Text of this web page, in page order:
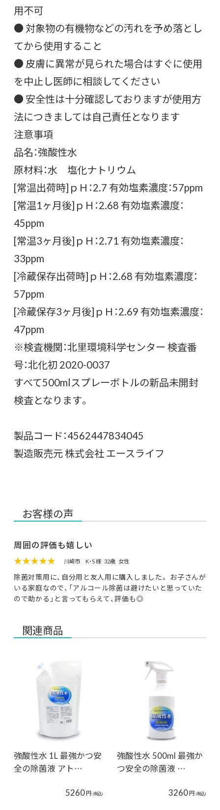
用不可
● 対象物の有機物などの汚れを予め落とし
てから使用すること
● 皮膚に異常が見られた場合はすぐに使用
を中止し医師に相談してください
● 安全性は十分確認しておりますが使用方
法につきましては自己責任となります
注意事項
品名：強酸性水
原材料：水 塩化ナトリウム
[常温出荷時]ｐＨ：2.7 有効塩素濃度：57ppm
[常温1ヶ月後]ｐＨ：2.68 有効塩素濃度：
45ppm
[常温3ヶ月後]ｐＨ：2.71 有効塩素濃度：
33ppm
[冷蔵保存出荷時]ｐＨ：2.68 有効塩素濃度：
57ppm
[冷蔵保存3ヶ月後]ｐＨ：2.69 有効塩素濃度：
47ppm
※検査機関：北里環境科学センター 検査番
号：北化初 2020-0037
すべて500mlスプレーボトルの新品未開封
検査となります。
製品コード：4562447834045
製造販売元 株式会社 エースライフ
お客様の声
周囲の評価も嬉しい
★★★★★
川崎市 K・S 様 32歳 女性
除菌対策用に、自分用と友人用に購入しました。 お子さんが
いる家庭なので、「アルコール除菌は避けたいと思っていた
ので助かる」と言ってもらえて、評価も◎
関連商品
強酸性水 1L 最強かつ安
全の除菌液 アト…
5260円 (税込)
強酸性水 500ml 最強か
つ安全の除菌液 …
3260円 (税込)